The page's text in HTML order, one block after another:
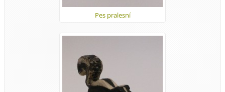
Pes pralesní